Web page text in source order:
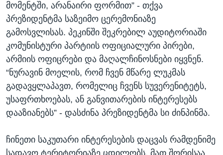
მომენტში, არანაირი ფორმით” - თქვა
პრეზიდენტმა საზეიმო ცერემონიაზე
გამოსვლისას. პეკინში შეკრებილ აუდიტორიაში
კომუნისტური პარტიის ოფიციალური პირები,
არმიის ოფიცრები და მაღალჩინოსნები იყვნენ.
“ნურავინ მოელის, რომ ჩვენ მწარე ლუკმას
გადავყლაპავთ, რომელიც ჩვენს სუვერენიტეტს,
უსაფრთხოებას, ან განვითარების ინტერესებს
დააზიანებს” - დასძინა პრეზიდენტმა სი ძინპინმა.
ჩინეთი საკუთარი ინტერესების დაცვას რამდენიმე